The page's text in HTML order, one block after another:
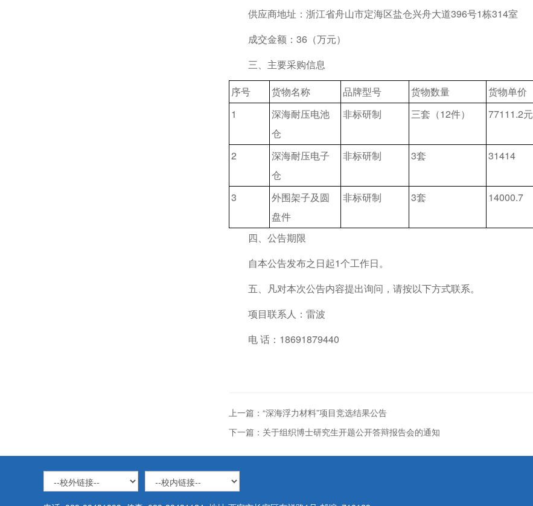
供应商地址：浙江省舟山市定海区盐仓兴舟大道396号1栋314室
成交金额：36（万元）
三、主要采购信息
序号
货物名称 品牌型号 货物数量
货物单价
1
深海耐压电池
仓
非标研制 三套（12件） 77111.2元
2
深海耐压电子
仓
非标研制 3套 31414
3
外围架子及圆
盘件
非标研制 3套 14000.7
四、公告期限
自本公告发布之日起1个工作日。
五、凡对本次公告内容提出询问，请按以下方式联系。
项目联系人：雷波
电 话：18691879440
上一篇：“深海浮力材料”项目竞选结果公告
下一篇：关于组织博士研究生开题公开答辩报告会的通知